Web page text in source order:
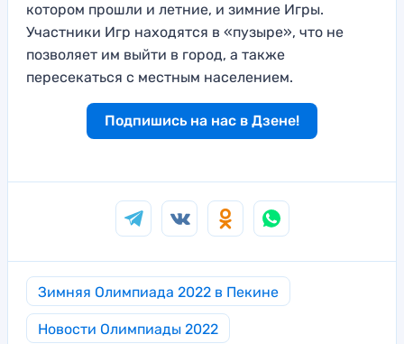
котором прошли и летние, и зимние Игры.
Участники Игр находятся в «пузыре», что не
позволяет им выйти в город, а также
пересекаться с местным населением.
Подпишись на нас в Дзене!
Зимняя Олимпиада 2022 в Пекине
Новости Олимпиады 2022